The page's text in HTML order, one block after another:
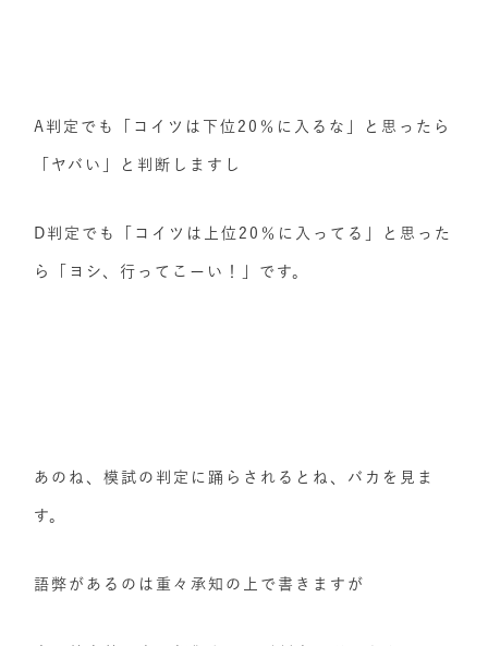
A判定でも「コイツは下位20％に入るな」と思ったら
「ヤバい」と判断しますし
D判定でも「コイツは上位20％に入ってる」と思った
ら「ヨシ、行ってこーい！」です。
あのね、模試の判定に踊らされるとね、バカを見ま
す。
語弊があるのは重々承知の上で書きますが